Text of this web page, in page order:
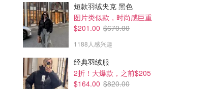
$120.50 $161.00
Ellis Brooklyn 天空香水50ml
Sephora.ca
$104.50
短款羽绒夹克 黑色
图片类似款，时尚感巨重
$201.00 $670.00
1188人感兴趣
经典羽绒服
2折！大爆款，之前$205
$164.00 $820.00